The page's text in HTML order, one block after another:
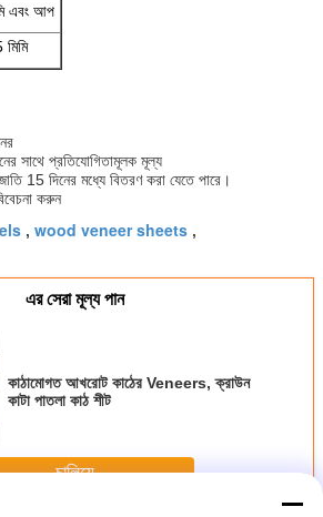
এবং আপ
সাথে প্রতিযোগিতামূলক মূল্য
15 দিনের মধ্যে বিতরণ করা যেতে পারে।
করুন
, wood veneer sheets ,
এর সেরা মূল্য পান
কাঠামোগত আখরোট কাঠের Veneers, ক্রাউন
কাটা পাতলা কাঠ শীট
চালিয়ে